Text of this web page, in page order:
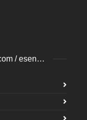
email: baskiciniz03@gmail.com / esenyurtbaski@gmail.com